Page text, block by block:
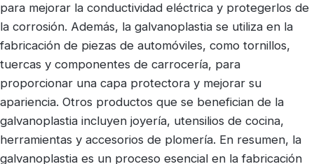
para mejorar la conductividad eléctrica y protegerlos de
la corrosión. Además, la galvanoplastia se utiliza en la
fabricación de piezas de automóviles, como tornillos,
tuercas y componentes de carrocería, para
proporcionar una capa protectora y mejorar su
apariencia. Otros productos que se benefician de la
galvanoplastia incluyen joyería, utensilios de cocina,
herramientas y accesorios de plomería. En resumen, la
galvanoplastia es un proceso esencial en la fabricación